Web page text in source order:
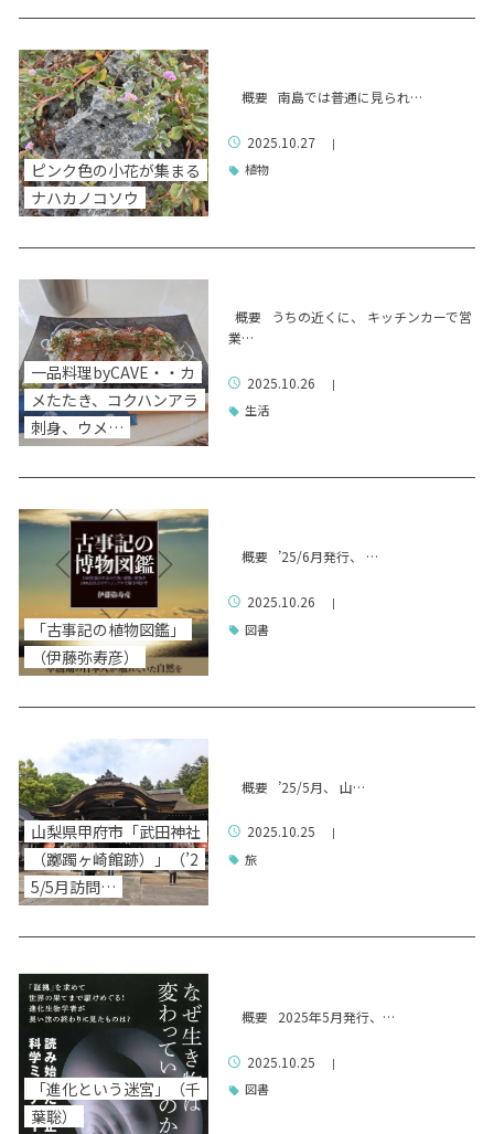
ピンク色の小花が集まる
ナハカノコソウ
概要 南島では普通に見られ…
2025.10.27 |
植物
一品料理byCAVE・・カ
メたたき、コクハンアラ
刺身、ウメ…
概要 うちの近くに、 キッチンカーで営
業…
2025.10.26 |
生活
「古事記の植物図鑑」
（伊藤弥寿彦）
概要 ’25/6月発行、 …
2025.10.26 |
図書
山梨県甲府市「武田神社
（躑躅ヶ崎館跡）」（’2
5/5月訪問…
概要 ’25/5月、 山…
2025.10.25 |
旅
「進化という迷宮」（千
葉聡）
概要 2025年5月発行、…
2025.10.25 |
図書